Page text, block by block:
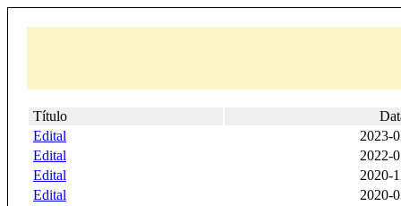
Título
Edital
2023-
Edital
2022-
Edital
2020-
Edital
2020-